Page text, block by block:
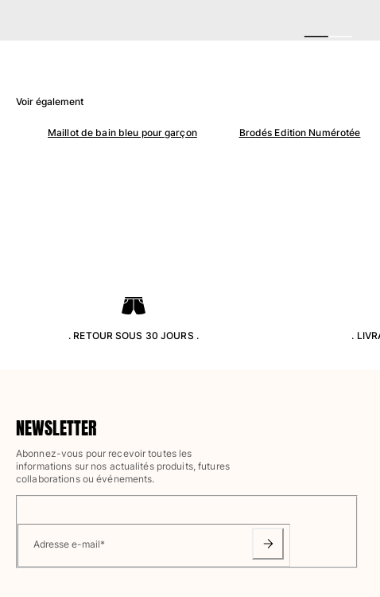
Chemises
Bébé
Classique
Classique ultra-léger
Brodés Edition Numérotée
T-Shirts Anti UV
Voir également
Maillot de bain bleu pour garçon Brodés Edition Numérotée
. RETOUR SOUS 30 JOURS . .
NEWSLETTER
Abonnez-vous pour recevoir toutes les
informations sur nos actualités produits, futures
collaborations ou événements.
Adresse e-mail*